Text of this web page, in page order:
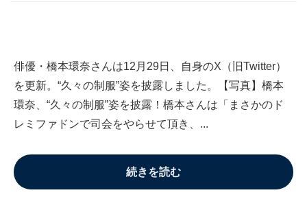
俳優・橋本環奈さんは12月29日、自身のX（旧Twitter）
を更新。“久々の制服”姿を披露しました。【写真】橋本
環奈、“久々の制服”姿を披露！橋本さんは「まさかのド
レミファドンで司会をやらせて頂き、...
続きを読む